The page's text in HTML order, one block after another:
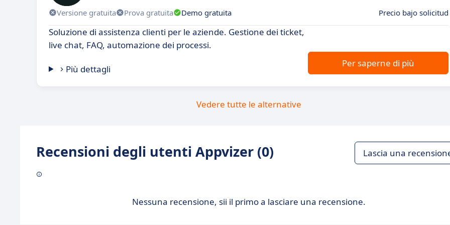
Versione gratuita Prova gratuita Demo gratuita Precio bajo solicitud
Soluzione di assistenza clienti per le aziende. Gestione dei ticket,
live chat, FAQ, automazione dei processi.
Più dettagli
Per saperne di più
Vedere tutte le alternative
Recensioni degli utenti Appvizer (0) Lascia una
Nessuna recensione, sii il primo a lasciare una recensione.